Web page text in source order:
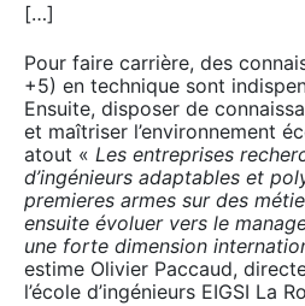
[…]
Pour faire carrière, des
+5) en technique sont
Ensuite, disposer de
et maîtriser l’environnement
atout « Les entreprises
d’ingénieurs adaptables et
premieres armes sur des
ensuite évoluer vers le
une forte dimension
estime Olivier Paccaud,
l’école d’ingénieurs EIGSI La